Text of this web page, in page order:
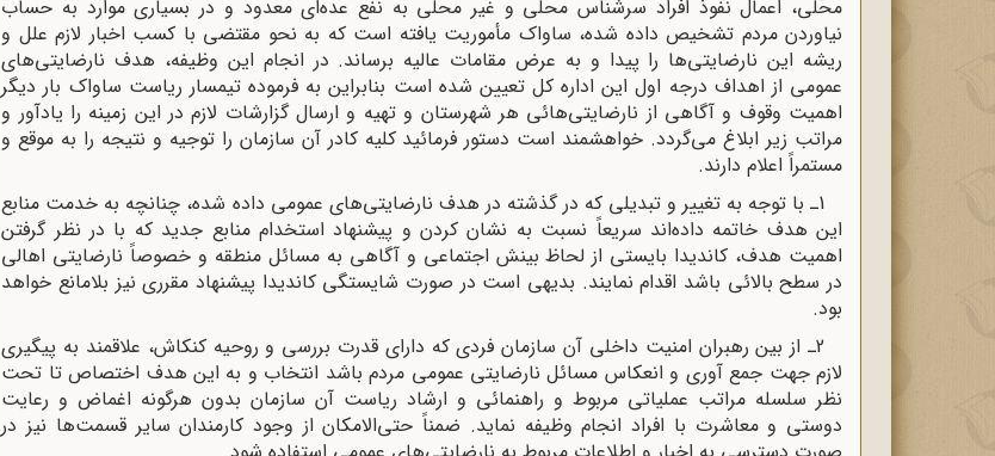
محلى، اعمال نفوذ افراد سرشناس محلى و غیر محلى به نفع عده‌اى معدود و در بسیارى موارد به حساب
نیاوردن مردم تشخیص داده شده، ساواک مأموریت یافته است که به نحو مقتضى با کسب اخبار لازم علل و
ریشه این نارضایتى‌ها را پیدا و به عرض مقامات عالیه برساند. در انجام این وظیفه، هدف نارضایتى‌هاى
عمومى از اهداف درجه اول این اداره کل تعیین شده است بنابراین به فرموده تیمسار ریاست ساواک بار دیگر
اهمیت وقوف و آگاهى از نارضایتی‌هائى هر شهرستان و تهیه و ارسال گزارشات لازم در این زمینه را یادآور و
مراتب زیر ابلاغ می‌گردد. خواهشمند است دستور فرمائید کلیه کادر آن سازمان را توجیه و نتیجه را به موقع و
مستمراً اعلام دارند.
1ـ با توجه به تغییر و تبدیلى که در گذشته در هدف نارضایتى‌هاى عمومى داده شده، چنانچه به خدمت منابع
این هدف خاتمه داده‌اند سریعاً نسبت به نشان کردن و پیشنهاد استخدام منابع جدید که با در نظر گرفتن
اهمیت هدف، کاندیدا بایستى از لحاظ بینش اجتماعى و آگاهى به مسائل منطقه و خصوصاً نارضایتى اهالى
در سطح بالائى باشد اقدام نمایند. بدیهى است در صورت شایستگى کاندیدا پیشنهاد مقررى نیز بلامانع خواهد
بود.
2ـ از بین رهبران امنیت داخلى آن سازمان فردی که داراى قدرت بررسى و روحیه کنکاش، علاقمند به پیگیرى
لازم جهت جمع آورى و انعکاس مسائل نارضایتى عمومى مردم باشد انتخاب و به این هدف اختصاص تا تحت
نظر سلسله مراتب عملیاتى مربوط و راهنمائى و ارشاد ریاست آن سازمان بدون هرگونه اغماض و رعایت
دوستى و معاشرت با افراد انجام وظیفه نماید. ضمناً حتى‌الامکان از وجود کارمندان سایر قسمت‌ها نیز در